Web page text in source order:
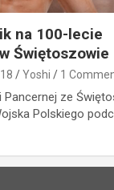
na 100-lecie
Świętoszowie
Yoshi 1
Pancernej ze
Polskiego